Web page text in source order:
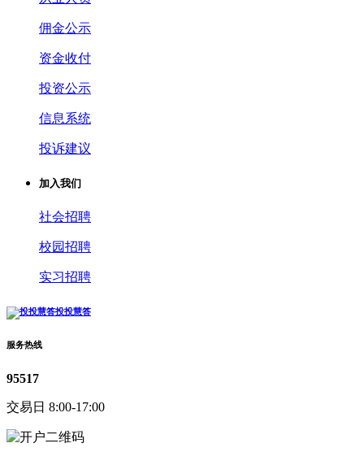
佣金公示
资金收付
投资公示
信息系统
投诉建议
加入我们
社会招聘
校园招聘
实习招聘
投投慧答
服务热线
95517
交易日 8:00-17:00